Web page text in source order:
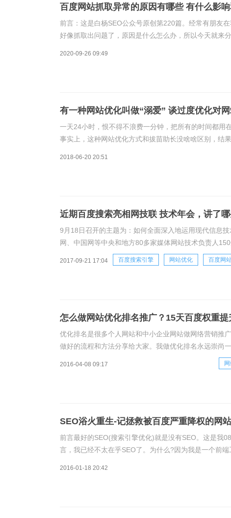
百度网站抓取异常的原因有哪些 有什么影
前言：这是白杨SEO公众号原创第220篇。经常有朋友
好像抓取出问题了，原因是什么怎么办，所以今天就来
2020-09-26 09:49
有一种网站优化叫做“溺爱” 谈过度优化对
一天24小时，恨不得不浪费一分钟，把所有的时间都用
事实上，这种网站优化方式和拔苗助长没啥啥区别，结
网站过度优化的主要原因是在某一时期，对网站一次“
2018-06-20 20:51
近期百度搜索亮相网技联 技术年会，讲了
9月18日召开的主题为：如何全面深入地运用现代信息
网、中国网等中央和地方80多家媒体网站技术负责人
机会主题的演讲。百度搜索的每次演讲都可以给到网站
2017-09-21 17:04 百度搜索引擎 网站优化 百度网
怎么做网站优化排名推广？15天百度权重
优化排名是很多个人网站和中小企业网站做网络营销推
做好的流程和方法分享给大家。我做优化排名永远崇尚
站3月份的收录和排名情况：这个时候这个网站基本上
2016-04-08 09:17
SEO浴火重生-记拯救被百度严重降权的网
前言最好的SEO(搜索引擎优化)就是没有SEO。这是我
言，我已经不太在乎SEO了。为什么?因为我是一个前
2016-01-18 20:42